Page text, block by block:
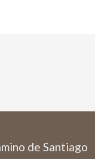
de Santiago